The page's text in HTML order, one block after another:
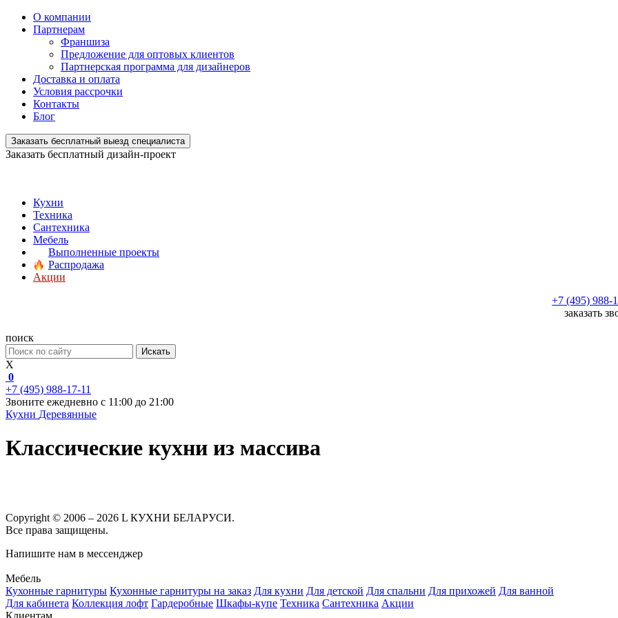
О компании
Партнерам
Франшиза
Предложение для оптовых клиентов
Партнерская программа для дизайнеров
Доставка и оплата
Условия рассрочки
Контакты
Блог
Заказать бесплатный выезд специалиста
Заказать бесплатный дизайн-проект
Кухни
Техника
Сантехника
Мебель
Выполненные проекты
Распродажа
Акции
+7 (495) 988-
заказать
поиск
Искать
X
0
+7 (495) 988-17-11
Звоните ежедневно с 11:00 до 21:00
Кухни Деревянные
Классические кухни из массива
Copyright © 2006 – 2026 L КУХНИ БЕЛАРУСИ.
Все права защищены.
Напишите нам в мессенджер
Мебель
Кухонные гарнитуры Кухонные гарнитуры на заказ Для кухни Для детской Для спальни Для прихожей Для ванной
Для кабинета Коллекция лофт Гардеробные Шкафы-купе Техника Сантехника Акции
Клиентам